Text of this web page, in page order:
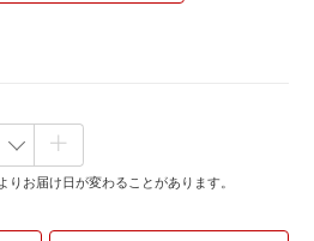
りお届け日が変わることがあります。